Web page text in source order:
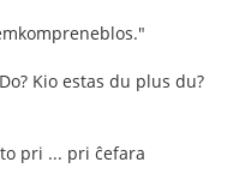
Kio estas du plus du?
pri ... pri ĉefara